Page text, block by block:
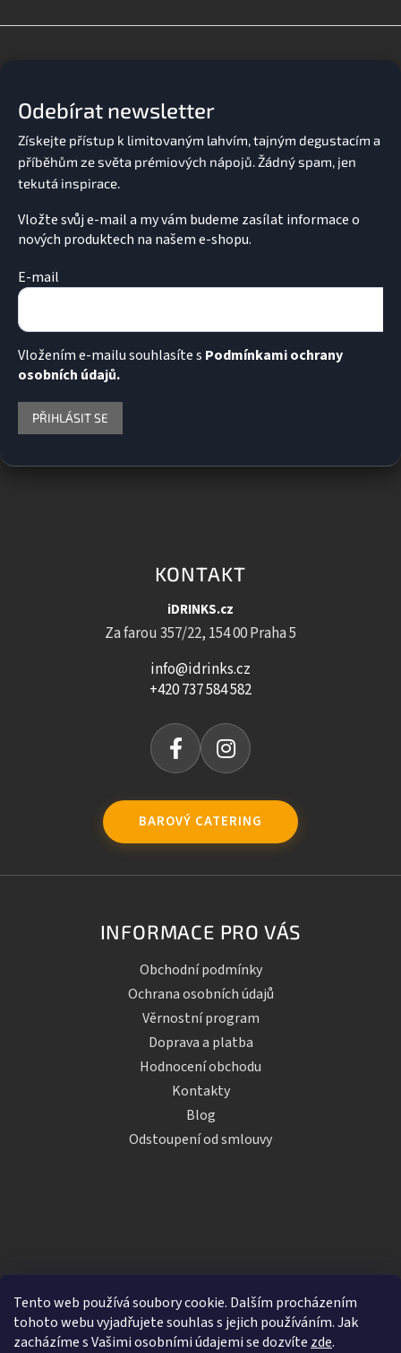
Tento web používá soubory cookie. Dalším procházením
tohoto webu vyjadřujete souhlas s jejich používáním. Jak
zacházíme s Vašimi osobními údajemi se dozvíte zde.
Odebírat newsletter
Vložte svůj e-mail a my vám budeme zasílat informace o
nových produktech na našem e-shopu.
E-mail
Vložením e-mailu souhlasíte s Podmínkami ochrany
osobních údajů.
PŘIHLÁSIT SE
KONTAKT
iDRINKS.cz
Za farou 357/22, 154 00 Praha 5
info@idrinks.cz
+420 737 584 582
BAROVÝ CATERING
INFORMACE PRO VÁS
Obchodní podmínky
Ochrana osobních údajů
Věrnostní program
Doprava a platba
Hodnocení obchodu
Kontakty
Blog
Odstoupení od smlouvy
Vytvořil Shoptet